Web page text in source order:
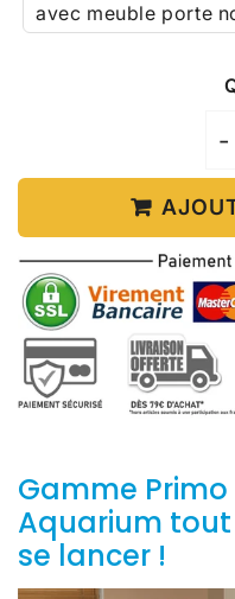
avec meuble porte
-
Gamme Primo
Aquarium
se lancer !